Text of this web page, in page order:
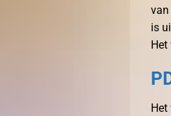
van
is
Het